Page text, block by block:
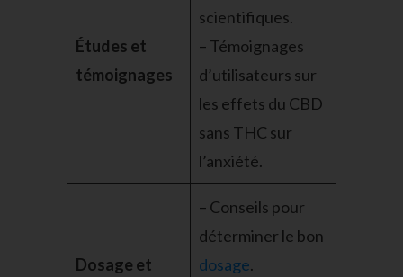
Études et
témoignages
scientifiques.
– Témoignages
d’utilisateurs sur
les effets du CBD
sans THC sur
l’anxiété.
Dosage et
– Conseils pour
déterminer le bon
dosage.